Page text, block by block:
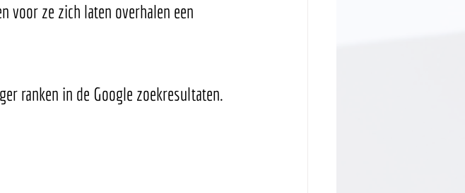
voor ze zich laten overhalen een
ranken in de Google zoekresultaten.